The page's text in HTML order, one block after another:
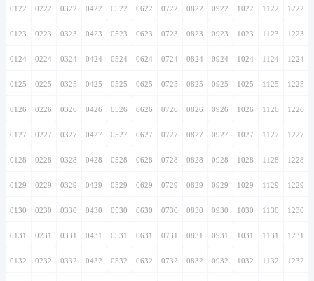
0122 0222 0322 0422 0522 0622 0722 0822 0922 1022 1122 1222
0123 0223 0323 0423 0523 0623 0723 0823 0923 1023 1123 1223
0124 0224 0324 0424 0524 0624 0724 0824 0924 1024 1124 1224
0125 0225 0325 0425 0525 0625 0725 0825 0925 1025 1125 1225
0126 0226 0326 0426 0526 0626 0726 0826 0926 1026 1126 1226
0127 0227 0327 0427 0527 0627 0727 0827 0927 1027 1127 1227
0128 0228 0328 0428 0528 0628 0728 0828 0928 1028 1128 1228
0129 0229 0329 0429 0529 0629 0729 0829 0929 1029 1129 1229
0130 0230 0330 0430 0530 0630 0730 0830 0930 1030 1130 1230
0131 0231 0331 0431 0531 0631 0731 0831 0931 1031 1131 1231
0132 0232 0332 0432 0532 0632 0732 0832 0932 1032 1132 1232